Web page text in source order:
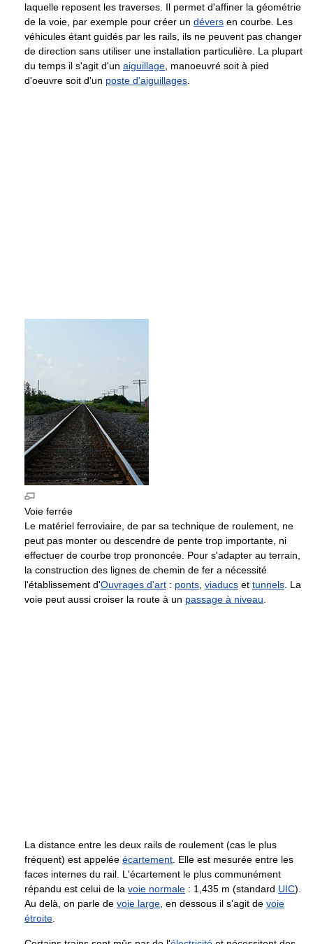
laquelle reposent les traverses. Il permet d'affiner la géométrie
de la voie, par exemple pour créer un dévers en courbe. Les
véhicules étant guidés par les rails, ils ne peuvent pas changer
de direction sans utiliser une installation particulière. La plupart
du temps il s'agit d'un aiguillage , manoeuvré soit à pied
d'oeuvre soit d'un poste d'aiguillages
Voie ferrée
Le matériel ferroviaire, de par sa technique de roulement, ne
peut pas monter ou descendre de pente trop importante, ni
effectuer de courbe trop prononcée. Pour s'adapter au terrain,
la construction des lignes de chemin de fer a nécessité
l'établissement d'Ouvrages d'art : ponts viaducs et tunnels . La
voie peut aussi croiser la route à un passage à niveau
La distance entre les deux rails de roulement (cas le plus
fréquent) est appelée écartement . Elle est mesurée entre les
faces internes du rail. L'écartement le plus communément
répandu est celui de la voie normale : 1,435 m (standard UIC).
Au delà, on parle de voie large , en dessous il s'agit de voie
étroite